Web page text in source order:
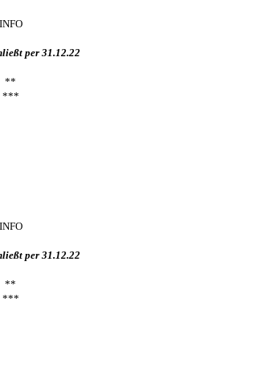
INFO
per 31.12.22
**
***
INFO
per 31.12.22
**
***